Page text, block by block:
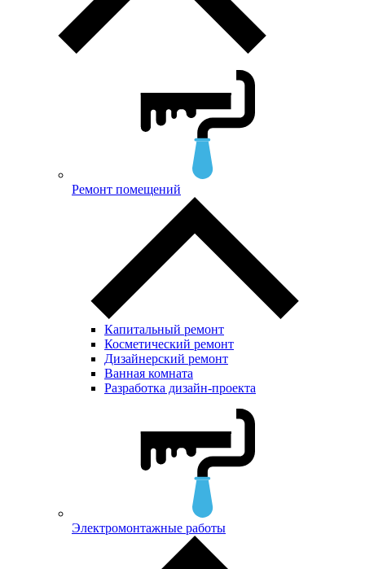
Ремонт помещений
Капитальный ремонт
Косметический ремонт
Дизайнерский ремонт
Ванная комната
Разработка дизайн-проекта
Электромонтажные работы